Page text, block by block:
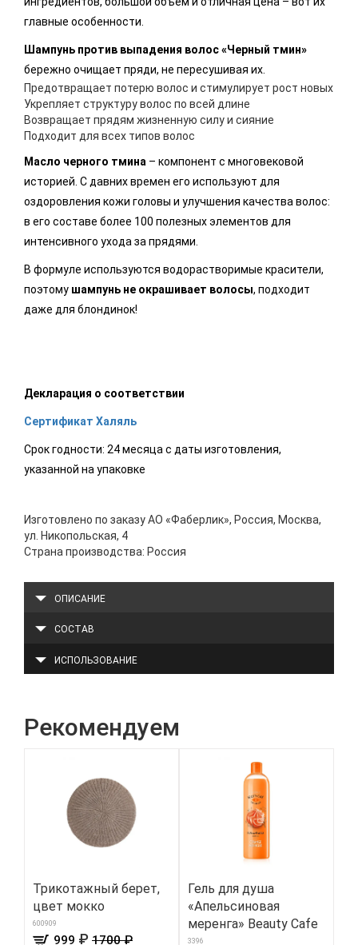
главные особенности.
Шампунь против выпадения волос «Черный тмин»
бережно очищает пряди, не пересушивая их.
Предотвращает потерю волос и стимулирует рост новых
Укрепляет структуру волос по всей длине
Возвращает прядям жизненную силу и сияние
Подходит для всех типов волос
Масло черного тмина – компонент с многовековой
историей. С давних времен его используют для
оздоровления кожи головы и улучшения качества волос:
в его составе более 100 полезных элементов для
интенсивного ухода за прядями.
В формуле используются водорастворимые красители,
поэтому шампунь не окрашивает волосы, подходит
даже для блондинок!
Декларация о соответствии
Сертификат Халяль
Срок годности: 24 месяца с даты изготовления,
указанной на упаковке
Изготовлено по заказу АО «Фаберлик», Россия, Москва,
ул. Никопольская, 4
Страна производства: Россия
ОПИСАНИЕ
СОСТАВ
ИСПОЛЬЗОВАНИЕ
Рекомендуем
Трикотажный берет,
цвет мокко
600909
999 ₽ 1700 ₽
Гель для душа
«Апельсиновая
меренга» Beauty Cafe
3396